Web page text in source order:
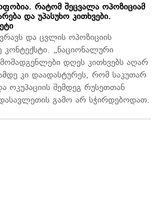
რატომ შეცვალა ოპოზიციამ
და უპასუხო კითხვები.
და ცვლის ოპოზიციის
„ნაციონალური
დღეს კითხვებს აღარ
კი დაადასტურეს, რომ საკუთარ
ოკუპაციის შემდეგ რუსეთთან
გამო არ სჭირდებოდათ.